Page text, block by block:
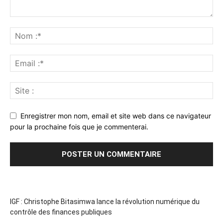
Enregistrer mon nom, email et site web dans ce navigateur
pour la prochaine fois que je commenterai.
IGF : Christophe Bitasimwa lance la révolution numérique du
contrôle des finances publiques